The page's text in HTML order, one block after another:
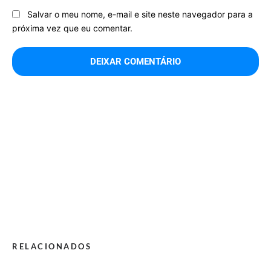
Salvar o meu nome, e-mail e site neste navegador para a
próxima vez que eu comentar.
RELACIONADOS